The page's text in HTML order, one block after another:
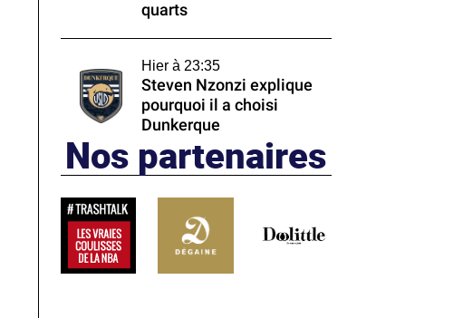
quarts
Hier à 23:35
Steven Nzonzi explique
pourquoi il a choisi
Dunkerque
Nos partenaires